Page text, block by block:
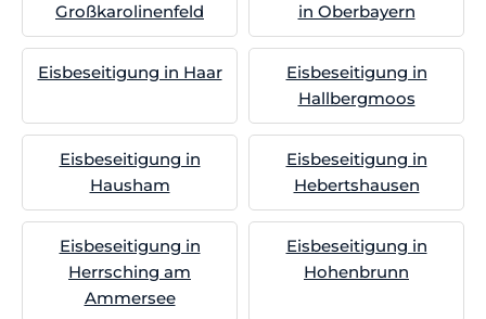
Großkarolinenfeld
in Oberbayern
Eisbeseitigung in Haar
Eisbeseitigung in
Hallbergmoos
Eisbeseitigung in
Hausham
Eisbeseitigung in
Hebertshausen
Eisbeseitigung in
Herrsching am
Ammersee
Eisbeseitigung in
Hohenbrunn